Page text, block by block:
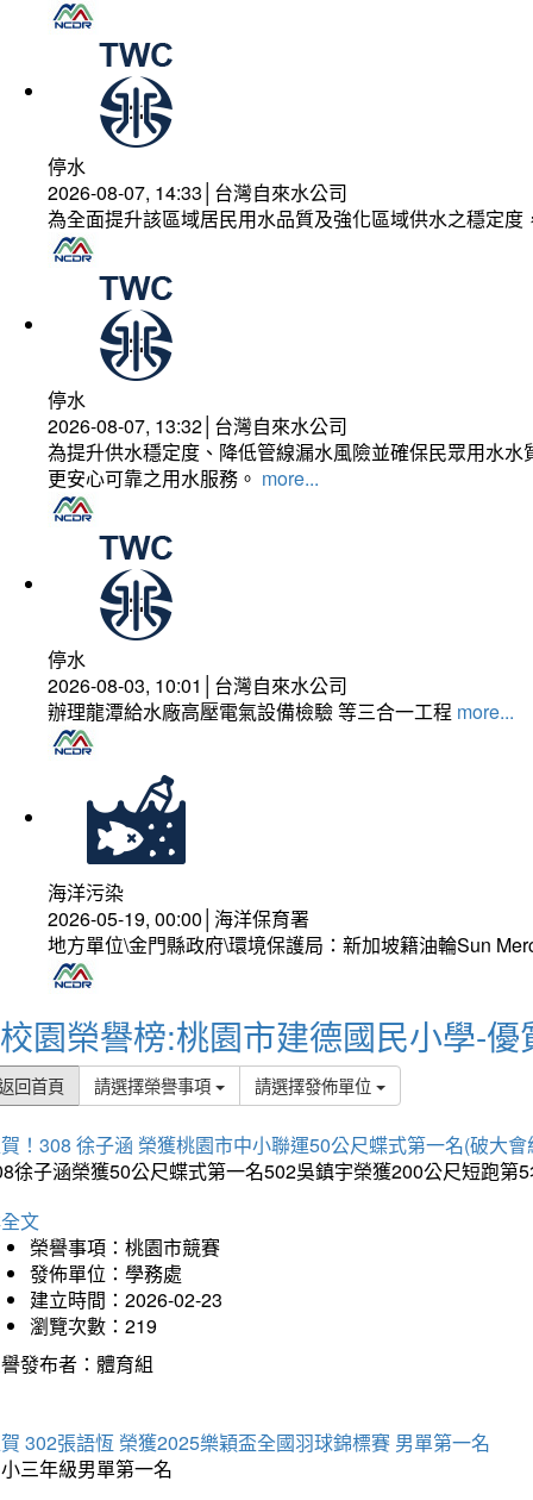
停水
2026-08-07, 14:33│台灣自來水公司
為全面提升該區域居民用水品質及強化區域供水之穩定
停水
2026-08-07, 13:32│台灣自來水公司
為提升供水穩定度、降低管線漏水風險並確保民眾用水
更安心可靠之用水服務。 more...
停水
2026-08-03, 10:01│台灣自來水公司
辦理龍潭給水廠高壓電氣設備檢驗 等三合一工程 more...
海洋污染
2026-05-19, 00:00│海洋保育署
地方單位\金門縣政府\環境保護局：新加坡籍油輪Sun
校園榮譽榜:桃園市建德國民小學-優
回首頁 請選擇榮譽事項 請選擇發佈單位
！308 徐子涵 榮獲桃園市中小聯運50公尺蝶式第一名(破大會
徐子涵榮獲50公尺蝶式第一名502吳鎮宇榮獲200公尺短跑
文
榮譽事項：桃園市競賽
發佈單位：學務處
建立時間：2026-02-23
瀏覽次數：219
發布者：體育組
302張語恆 榮獲2025樂穎盃全國羽球錦標賽 男單第一名
三年級男單第一名